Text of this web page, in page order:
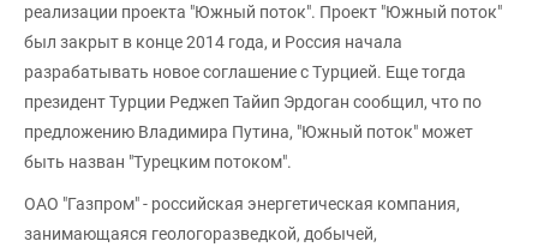
реализации проекта "Южный поток". Проект "Южный поток"
был закрыт в конце 2014 года, и Россия начала
разрабатывать новое соглашение с Турцией. Еще тогда
президент Турции Реджеп Тайип Эрдоган сообщил, что по
предложению Владимира Путина, "Южный поток" может
быть назван "Турецким потоком".
ОАО "Газпром" - российская энергетическая компания,
занимающаяся геологоразведкой, добычей,